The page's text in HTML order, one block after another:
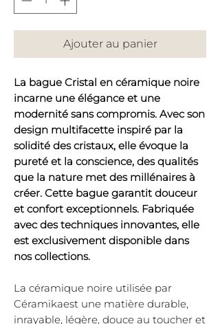
Ajouter au panier
La bague Cristal en céramique noire
incarne une élégance et une
modernité sans compromis. Avec son
design multifacette inspiré par la
solidité des cristaux, elle évoque la
pureté et la conscience, des qualités
que la nature met des millénaires à
créer. Cette bague garantit douceur
et confort exceptionnels. Fabriquée
avec des techniques innovantes, elle
est exclusivement disponible dans
nos collections.
La céramique noire utilisée par
Céramikaest une matière durable,
inrayable, légère, douce au toucher et